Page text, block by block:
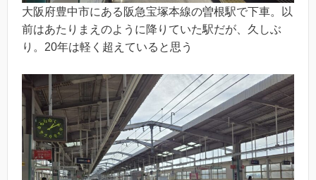
大阪府豊中市にある阪急宝塚本線の曽根駅で下車。以
前はあたりまえのように降りていた駅だが、久しぶ
り。20年は軽く超えていると思う